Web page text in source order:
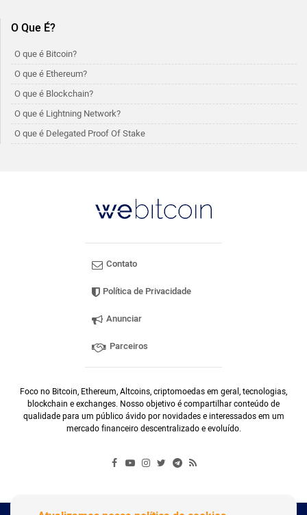
O Que É?
O que é Bitcoin?
O que é Ethereum?
O que é Blockchain?
O que é Lightning Network?
O que é Delegated Proof Of Stake
Contato
Política de Privacidade
Anunciar
Parceiros
Foco no Bitcoin, Ethereum, Altcoins, criptomoedas em geral, tecnologias,
blockchain e exchanges. Nosso objetivo é compartilhar conteúdo de
qualidade para um público ávido por novidades e interessados em um
mercado financeiro descentralizado e evoluído.